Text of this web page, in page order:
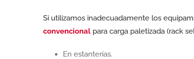
Si utilizamos inadecuadamente los
convencional para carga paletizada (rack
En estanterías.